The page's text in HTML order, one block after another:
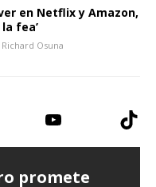
en Netflix y Amazon,
fea’
Richard Osuna
promete
expresa
risas con